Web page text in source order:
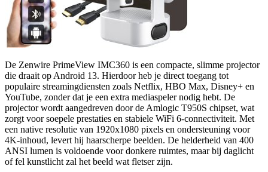
De Zenwire PrimeView IMC360 is een compacte, slimme projector
die draait op Android 13. Hierdoor heb je direct toegang tot
populaire streamingdiensten zoals Netflix, HBO Max, Disney+ en
YouTube, zonder dat je een extra mediaspeler nodig hebt. De
projector wordt aangedreven door de Amlogic T950S chipset, wat
zorgt voor soepele prestaties en stabiele WiFi 6-connectiviteit. Met
een native resolutie van 1920x1080 pixels en ondersteuning voor
4K-inhoud, levert hij haarscherpe beelden. De helderheid van 400
ANSI lumen is voldoende voor donkere ruimtes, maar bij daglicht
of fel kunstlicht zal het beeld wat fletser zijn.